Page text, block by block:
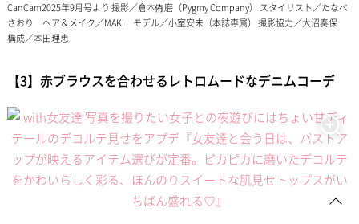
CanCam2025年9月号より 撮影／倉本侑磨（Pygmy Company） スタイリスト／たなべ
さおり ヘア＆メイク／MAKI モデル／小室安未（本誌専属） 撮影協力／大沼奏保
構成／本田理恵
【3】赤ブラウスを合わせるレトロムードなデニムコーデ